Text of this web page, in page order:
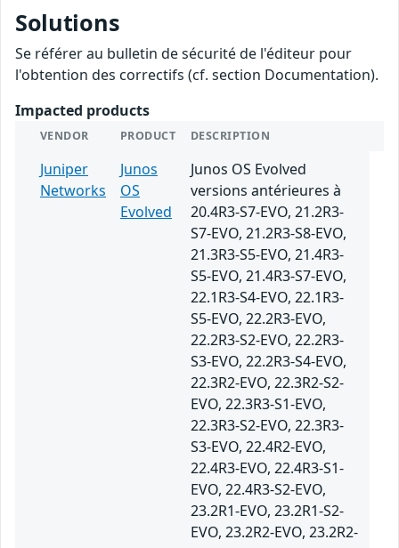
Solutions
Se référer au bulletin de sécurité de l'éditeur pour
l'obtention des correctifs (cf. section Documentation).
Impacted products
VENDOR PRODUCT DESCRIPTION
Juniper
Networks
Junos
OS
Evolved
Junos OS Evolved
versions antérieures à
20.4R3-S7-EVO, 21.2R3-
S7-EVO, 21.2R3-S8-EVO,
21.3R3-S5-EVO, 21.4R3-
S5-EVO, 21.4R3-S7-EVO,
22.1R3-S4-EVO, 22.1R3-
S5-EVO, 22.2R3-EVO,
22.2R3-S2-EVO, 22.2R3-
S3-EVO, 22.2R3-S4-EVO,
22.3R2-EVO, 22.3R2-S2-
EVO, 22.3R3-S1-EVO,
22.3R3-S2-EVO, 22.3R3-
S3-EVO, 22.4R2-EVO,
22.4R3-EVO, 22.4R3-S1-
EVO, 22.4R3-S2-EVO,
23.2R1-EVO, 23.2R1-S2-
EVO, 23.2R2-EVO, 23.2R2-